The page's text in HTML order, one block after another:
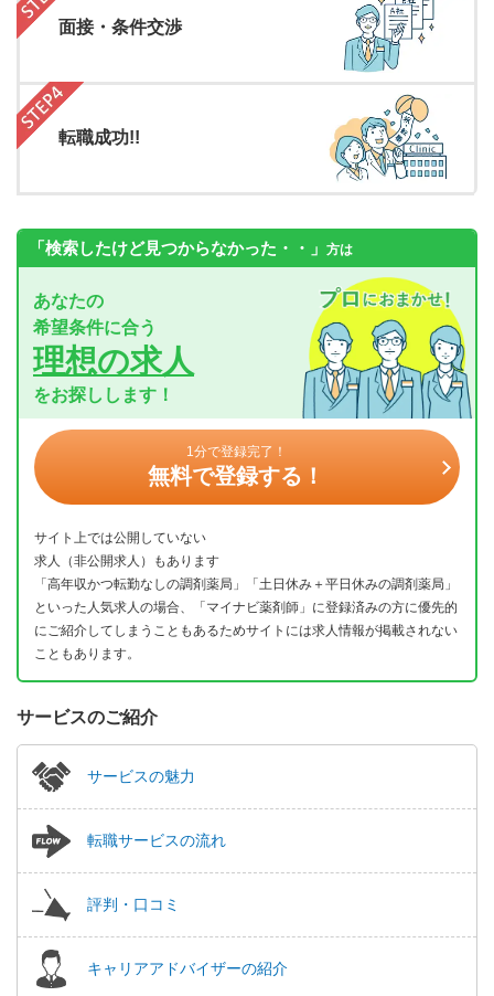
面接・条件交渉
転職成功!!
「検索したけど見つからなかった・・」 方は
あなたの
希望条件に合う
理想の求人
をお探しします！
1分で登録完了！
無料で登録する！
サイト上では公開していない
求人（非公開求人）もあります
「高年収かつ転勤なしの調剤薬局」「土日休み＋平日休みの調剤薬局」
といった人気求人の場合、「マイナビ薬剤師」に登録済みの方に優先的
にご紹介してしまうこともあるためサイトには求人情報が掲載されない
こともあります。
サービスのご紹介
サービスの魅力
転職サービスの流れ
評判・口コミ
キャリアアドバイザーの紹介